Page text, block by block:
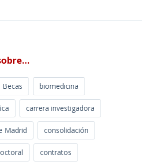
Becas biomedicina
carrera investigadora
Madrid consolidación
contratos